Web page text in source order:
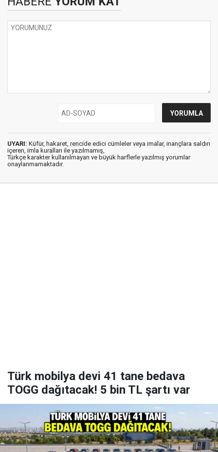
UYARI: Küfür, hakaret, rencide edici cümleler veya imalar, inançlara saldırı
içeren, imla kuralları ile yazılmamış,
Türkçe karakter kullanılmayan ve büyük harflerle yazılmış yorumlar
onaylanmamaktadır.
Türk mobilya devi 41 tane bedava
TOGG dağıtacak! 5 bin TL şartı var